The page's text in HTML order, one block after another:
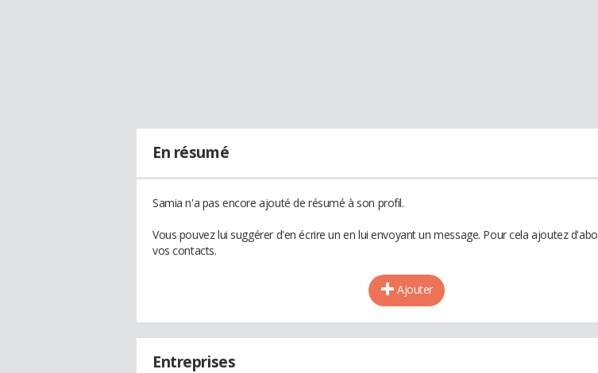
En résumé
Samia n'a pas encore ajouté de résumé à son profil.
Vous pouvez lui suggérer d'en écrire un en lui envoyant un message. Pour cela ajoutez
vos contacts.
Ajouter
Entreprises